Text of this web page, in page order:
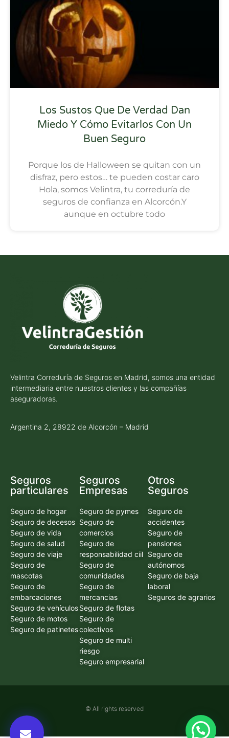
Los Sustos Que De Verdad Dan
Miedo Y Cómo Evitarlos Con Un
Buen Seguro
Porque los de Halloween se quitan con un
disfraz, pero estos… te pueden costar caro
Hola, somos Velintra, tu correduría de
seguros de confianza en Alcorcón.Y
aunque en octubre todo
Velintra Correduría de Seguros en Madrid, somos una entidad
intermediaria entre nuestros clientes y las compañías
aseguradoras.
Argentina 2, 28922 de Alcorcón – Madrid
Seguros
particulares
Seguro de hogar
Seguro de decesos
Seguro de vida
Seguro de salud
Seguro de viaje
Seguro de
mascotas
Seguro de
embarcaciones
Seguro de vehículos
Seguro de motos
Seguro de patinetes
Seguros
Empresas
Seguro de pymes
Seguro de
comercios
Seguro de
responsabilidad ciil
Seguro de
comunidades
Seguro de
mercancias
Seguro de flotas
Seguro de
colectivos
Seguro de multi
riesgo
Seguro empresarial
Otros
Seguros
Seguro de
accidentes
Seguro de
pensiones
Seguro de
autónomos
Seguro de baja
laboral
Seguros de agrarios
© All rights reserved